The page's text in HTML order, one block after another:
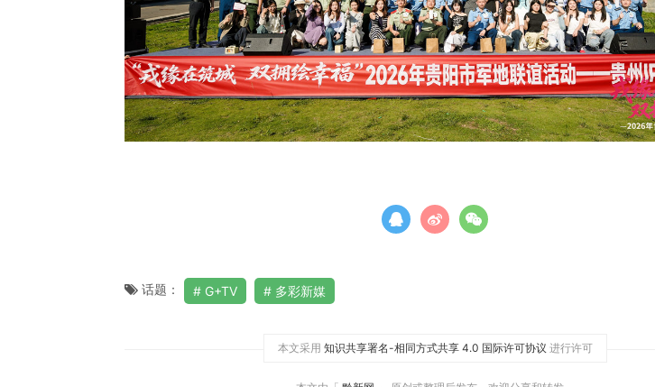
话题： G+TV 多彩新媒
本文采用 知识共享署名-相同方式共享 4.0 国际许可协议 进行许可